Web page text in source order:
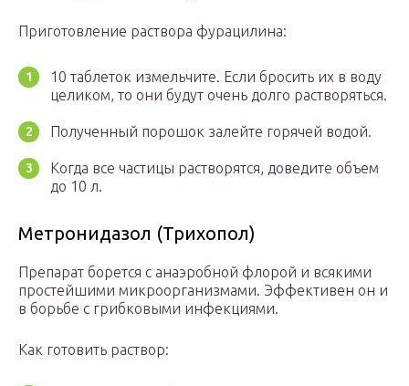
Приготовление раствора фурацилина:
10 таблеток измельчите. Если бросить их в воду
целиком, то они будут очень долго растворяться.
Полученный порошок залейте горячей водой.
Когда все частицы растворятся, доведите объем
до 10 л.
Метронидазол (Трихопол)
Препарат борется с анаэробной флорой и всякими
простейшими микроорганизмами. Эффективен он и
в борьбе с грибковыми инфекциями.
Как готовить раствор: